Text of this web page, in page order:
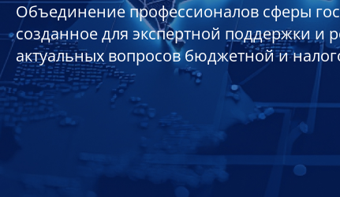
Объединение профессионалов сферы
созданное для экспертной поддержки и
актуальных вопросов бюджетной и